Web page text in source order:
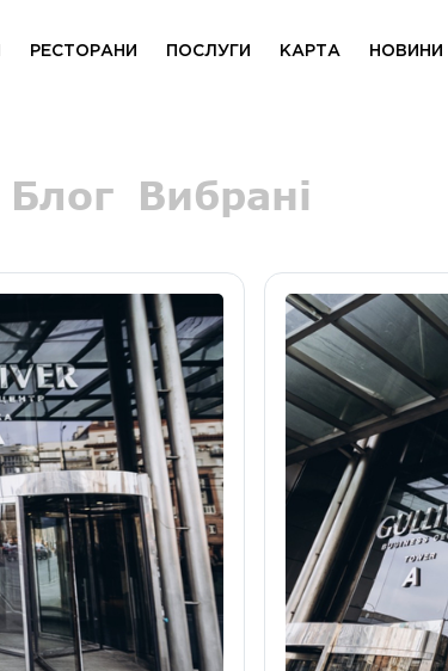
РЕСТОРАНИ ПОСЛУГИ КАРТА НОВИНИ
Блог Вибрані